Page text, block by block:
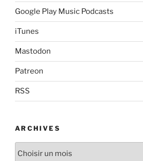
Google Play Music Podcasts
iTunes
Mastodon
Patreon
RSS
ARCHIVES